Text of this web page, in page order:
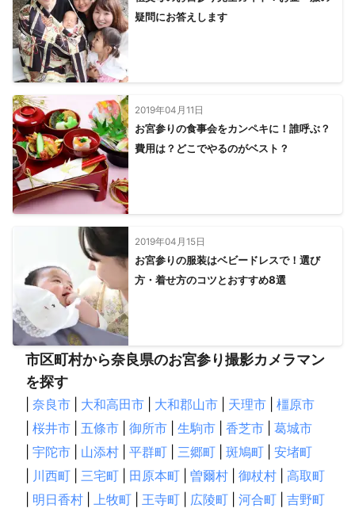
疑問にお答えします
2019年04月11日
お宮参りの食事会をカンペキに！誰呼ぶ？
費用は？どこでやるのがベスト？
2019年04月15日
お宮参りの服装はベビードレスで！選び
方・着せ方のコツとおすすめ8選
市区町村から奈良県のお宮参り撮影カメラマン
を探す
奈良市 大和高田市 大和郡山市 天理市
橿原市
桜井市 五條市 御所市 生駒市 香芝市
葛城市
宇陀市 山添村 平群町 三郷町 斑鳩町
安堵町
川西町 三宅町 田原本町 曽爾村 御杖村
高取町
明日香村 上牧町 王寺町 広陵町 河合町
吉野町